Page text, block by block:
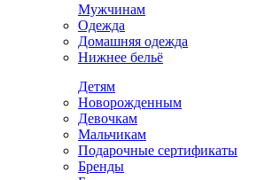
Мужчинам
Одежда
Домашняя одежда
Нижнее бельё
Детям
Новорожденным
Девочкам
Мальчикам
Подарочные сертификаты
Бренды